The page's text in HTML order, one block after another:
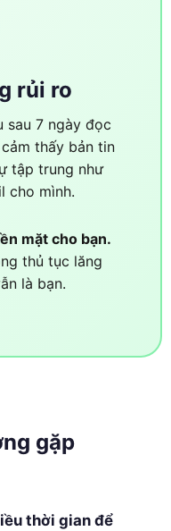
rủi ro
sau 7 ngày đọc
thấy bản tin
tập trung như
cho mình.
mặt cho bạn.
thủ tục lăng
là bạn.
gặp
thời gian để